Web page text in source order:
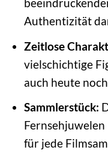
Authentizität
Zeitlose
vielschichtige
auch heute
Sammlerstück:
für jede